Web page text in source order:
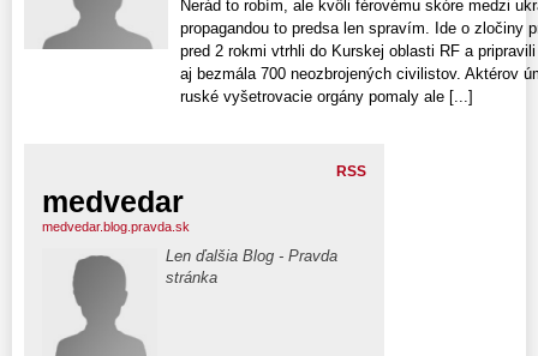
Nerád to robím, ale kvôli férovému skóre medzi
propagandou to predsa len spravím. Ide o zločiny
pred 2 rokmi vtrhli do Kurskej oblasti RF a
aj bezmála 700 neozbrojených civilistov. Aktérov
ruské vyšetrovacie orgány pomaly ale [...]
RSS
medvedar
medvedar.blog.pravda.sk
Len ďalšia Blog - Pravda
stránka